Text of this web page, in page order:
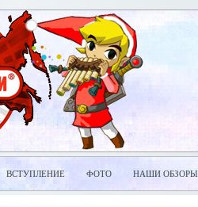
ВСТУПЛЕНИЕ ФОТО НАШИ ОБЗОРЫ